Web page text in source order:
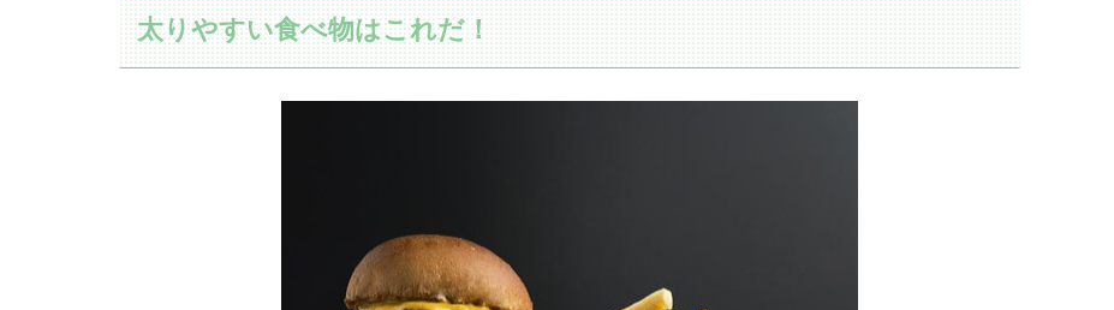
太りやすい食べ物はこれだ！